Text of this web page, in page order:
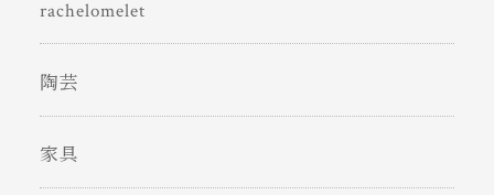
rachelomelet
陶芸
家具